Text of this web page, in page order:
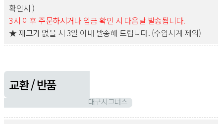
확인시 )
3시 이후 주문하시거나 입금 확인 시 다음날 발송됩니다.
★ 재고가 없을 시 3일 이내 발송해 드립니다. (수입시계 제외)
교환 / 반품
대구시그너스